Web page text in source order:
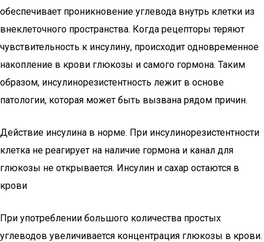
обеспечивает проникновение углевода внутрь клетки из
внеклеточного пространства. Когда рецепторы теряют
чувствительность к инсулину, происходит одновременное
накопление в крови глюкозы и самого гормона. Таким
образом, инсулинорезистентность лежит в основе
патологии, которая может быть вызвана рядом причин.
Действие инсулина в норме. При инсулинорезистентности
клетка не реагирует на наличие гормона и канал для
глюкозы не открывается. Инсулин и сахар остаются в
крови
При употреблении большого количества простых
углеводов увеличивается концентрация глюкозы в крови.